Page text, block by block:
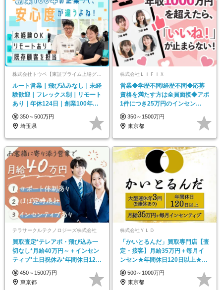
株式会社トウペ【東証プライム上場グループ】
ルート営業｜飛び込みなし｜未経
験歓迎｜フレックス制｜リモート
あり｜年休124日｜創業100年以
上｜埼玉勤務
350～500万円
埼玉県
株式会社ＬＩＦＩＸ
営業◆学歴不問/経歴不問◆応募
資格を満たす方は全員面接◆アポ
1件につき25万円のインセン
GET◆土日祝休
350～1500万円
東京都
テラサークルテクノロジーズ株式会社
買取査定*テレアポ・飛び込み一
切なし*月給40万円～＋インセン
ティブ*土日祝休み*年間休日120
日*未経験歓迎
450～1500万円
東京都
株式会社ＹＬＤ
「かいとるんだ」買取専門店【査
定・接客】月給35万円＋毎月イ
ンセン★年間休日120日以上★土
日休み
500～1000万円
東京都